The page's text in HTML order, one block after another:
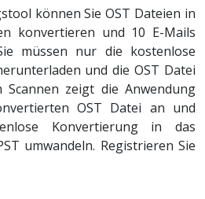
können Sie OST Dateien in
konvertieren und 10 E-Mails
müssen nur die kostenlose
und die OST Datei
Scannen zeigt die Anwendung
OST Datei an und
Konvertierung in das
umwandeln. Registrieren Sie